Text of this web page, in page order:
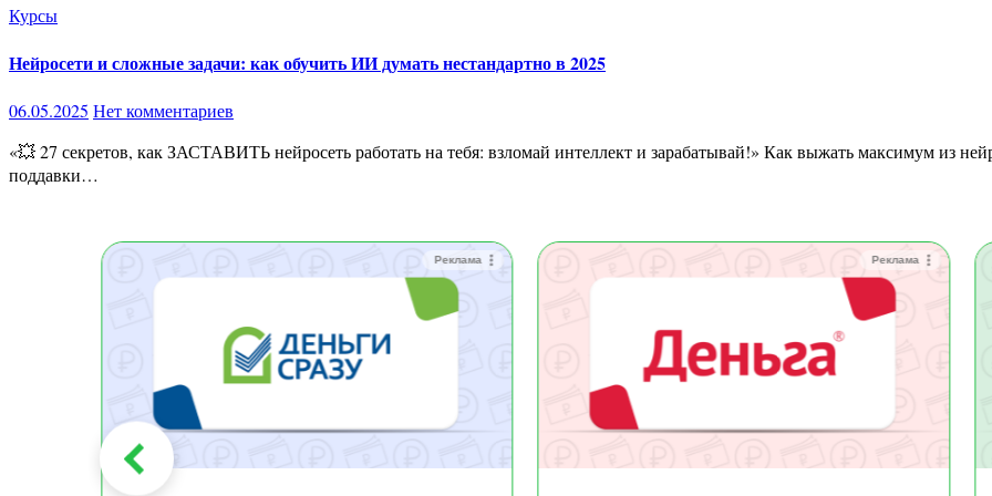
Курсы
Нейросети и сложные задачи: как обучить ИИ думать нестандартно в 2025
06.05.2025 Нет комментариев
«💥 27 секретов, как ЗАСТАВИТЬ нейросеть работать на тебя: взломай интеллект и зарабатывай!» Как выжать максимум из нейросети и заработать на этом уже на этой неделе Хватит играть в
поддавки…
Реклама Реклама